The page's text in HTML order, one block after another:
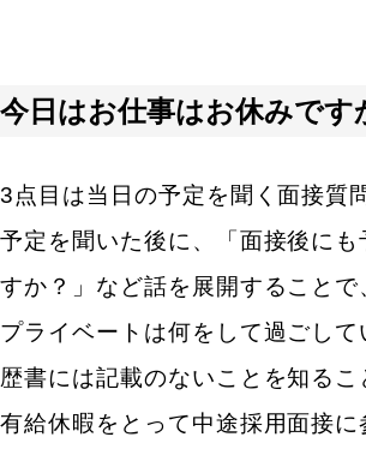
仕事への姿勢・前向きさに関する
例
○○さんにとって、仕事とは何です
面接質問例
リーダーとして、プロジェクトや
リーダーに必要な要件はあります
あなたがリーダーになった場合、
今日はお仕事はお休みです
3点目は当日の予定を聞く面接質
予定を聞いた後に、「面接後に
すか？」など話を展開すること
プライベートは何をして過ごして
歴書には記載のないことを知るこ
有給休暇をとって中途採用面接に